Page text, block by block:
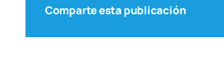
Comparte esta publicación